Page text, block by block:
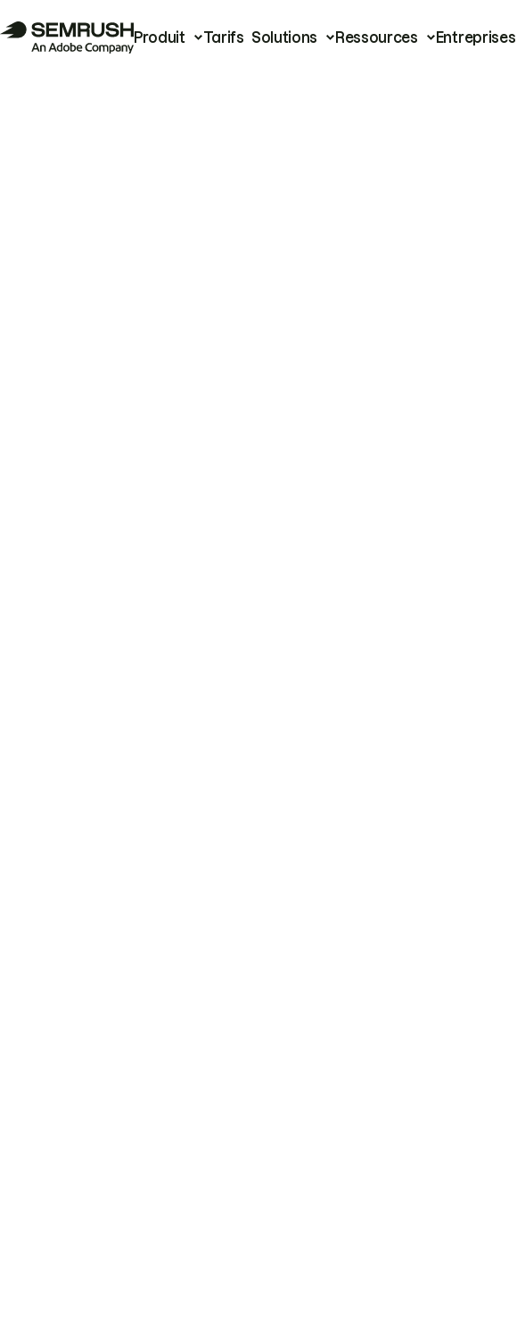
Produit Tarifs Solutions Ressources Entreprises